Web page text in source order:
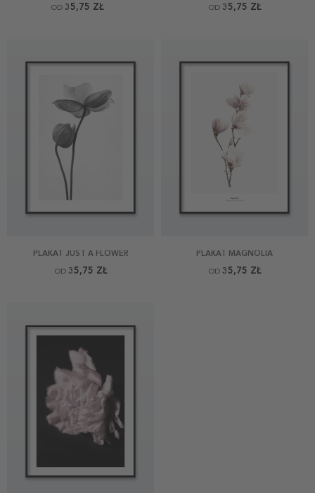
OD 35,75 ZŁ
OD 35,75 ZŁ
PLAKAT JUST A FLOWER
OD 35,75 ZŁ
PLAKAT MAGNOLIA
OD 35,75 ZŁ